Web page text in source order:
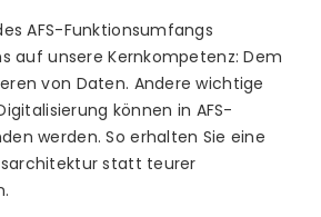
AFS-Funktionsumfangs
auf unsere Kernkompetenz: Dem
von Daten. Andere wichtige
können in AFS-
werden. So erhalten Sie eine
statt teurer